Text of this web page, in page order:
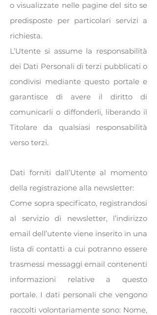
o visualizzate nelle pagine del sito se
predisposte per particolari servizi a
richiesta.
L’Utente si assume la responsabilità
dei Dati Personali di terzi pubblicati o
condivisi mediante questo portale e
garantisce di avere il diritto di
comunicarli o diffonderli, liberando il
Titolare da qualsiasi responsabilità
verso terzi.
Dati forniti dall’Utente al momento
della registrazione alla newsletter:
Come sopra specificato, registrandosi
al servizio di newsletter, l’indirizzo
email dell’utente viene inserito in una
lista di contatti a cui potranno essere
trasmessi messaggi email contenenti
informazioni relative a questo
portale. I dati personali che vengono
raccolti volontariamente sono: Nome,